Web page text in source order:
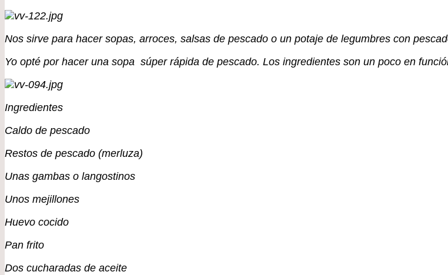
Nos sirve para hacer sopas, arroces, salsas de pescado o un potaje de legumbres con
Yo opté por hacer una sopa súper rápida de pescado. Los ingredientes son un poco en
Ingredientes
Caldo de pescado
Restos de pescado (merluza)
Unas gambas o langostinos
Unos mejillones
Huevo cocido
Pan frito
Dos cucharadas de aceite